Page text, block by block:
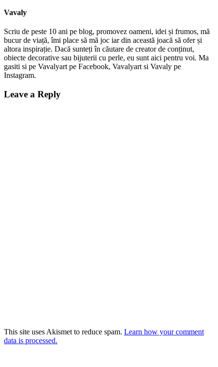
Vavaly
Scriu de peste 10 ani pe blog, promovez oameni, idei și frumos, mă
bucur de viață, îmi place să mă joc iar din această joacă să ofer și
altora inspirație. Dacă sunteți în căutare de creator de conținut,
obiecte decorative sau bijuterii cu perle, eu sunt aici pentru voi. Ma
gasiti si pe Vavalyart pe Facebook, Vavalyart si Vavaly pe
Instagram.
Leave a Reply
This site uses Akismet to reduce spam. Learn how your comment
data is processed.